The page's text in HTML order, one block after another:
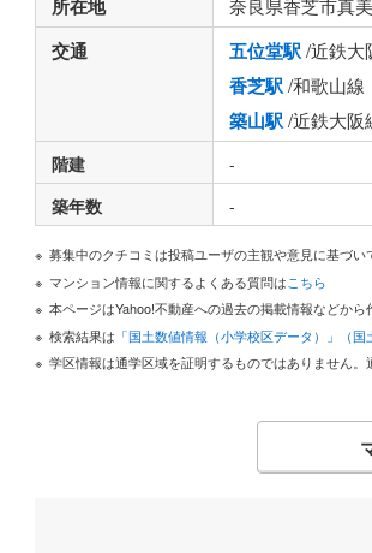
所在地 奈良県香芝市真
交通 五位堂駅/近鉄
香芝駅/和歌山
築山駅/近鉄大
階建 -
築年数
-
募集中のクチコミは投稿ユーザの主観や意見に基づ
マンション情報に関するよくある質問はこちら
本ページはYahoo!不動産への過去の掲載情報などか
検索結果は 「国土数値情報（小学校区データ）」（国
学区情報は通学区域を証明するものではありません